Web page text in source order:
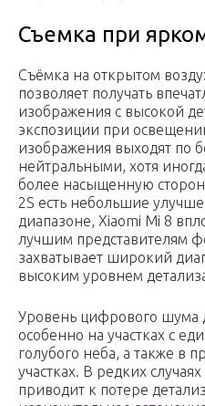
Съемка при
Съёмка на открытом
позволяет получать
изображения с высокой
экспозиции при
изображения выходят по
нейтральными, хотя
более насыщенную
2S есть небольшие
диапазоне, Xiaomi Mi 8
лучшим представителям
захватывает широкий
высоким уровнем
Уровень цифрового шума
особенно на участках с
голубого неба, а также в
участках. В редких
приводит к потере